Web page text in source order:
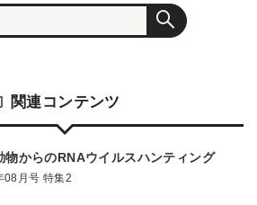
関連コンテンツ
物からのRNAウイルスハンティング
08月号 特集2